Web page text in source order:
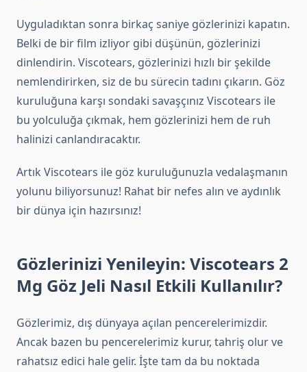
Uyguladıktan sonra birkaç saniye gözlerinizi kapatın.
Belki de bir film izliyor gibi düşünün, gözlerinizi
dinlendirin. Viscotears, gözlerinizi hızlı bir şekilde
nemlendirirken, siz de bu sürecin tadını çıkarın. Göz
kuruluğuna karşı sondaki savaşçınız Viscotears ile
bu yolculuğa çıkmak, hem gözlerinizi hem de ruh
halinizi canlandıracaktır.
Artık Viscotears ile göz kuruluğunuzla vedalaşmanın
yolunu biliyorsunuz! Rahat bir nefes alın ve aydınlık
bir dünya için hazırsınız!
Gözlerinizi Yenileyin: Viscotears 2
Mg Göz Jeli Nasıl Etkili Kullanılır?
Gözlerimiz, dış dünyaya açılan pencerelerimizdir.
Ancak bazen bu pencerelerimiz kurur, tahriş olur ve
rahatsız edici hale gelir. İşte tam da bu noktada